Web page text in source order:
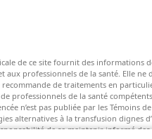
de ce site fournit des informations
aux professionnels de la santé. Elle ne
de traitements en
professionnels de la santé
n’est pas publiée par les Témoins
alternatives à la transfusion dignes
de se maintenir informé